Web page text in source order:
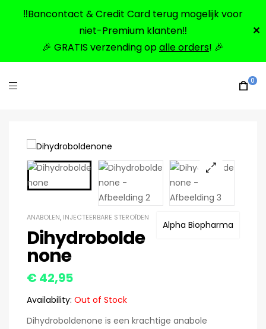
‼️Bancontact & Credit Card terug mogelijk voor
niet-Premium klanten‼️
🎉 GRATIS verzending opalle orders! 🎉
✕
0
Alpha Biopharma
ANABOLEN, INJECTEERBARE STEROÏDEN
Dihydrobolde
none
€ 42,95
Availability: Out of Stock
Dihydroboldenone is een krachtige anabole